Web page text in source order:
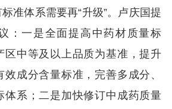
准体系需要再“升级”。卢庆国提
：一是全面提高中药材质量标
区中等及以上品质为基准，提升
效成分含量标准，完善多成分、
体系；二是加快修订中成药质量